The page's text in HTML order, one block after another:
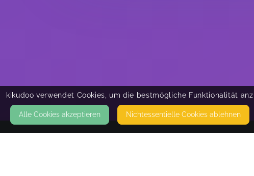
kikudoo verwendet Cookies, um die bestmögliche Funktionalität
Alle Cookies akzeptieren Nicht­essentielle Cookies ablehnen